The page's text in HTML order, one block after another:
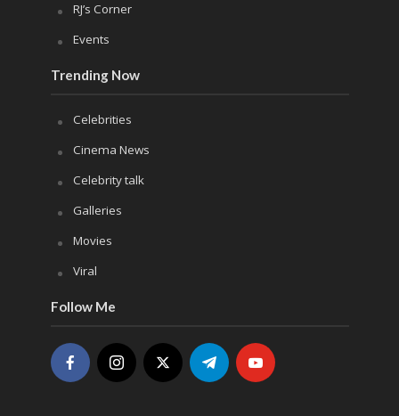
RJ’s Corner
Events
Trending Now
Celebrities
Cinema News
Celebrity talk
Galleries
Movies
Viral
Follow Me